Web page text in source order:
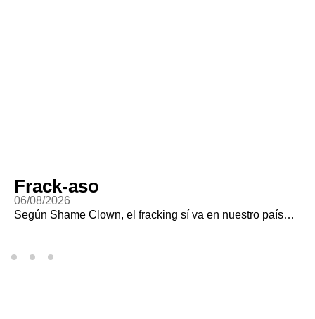
Frack-aso
06/08/2026
Según Shame Clown, el fracking sí va en nuestro país…